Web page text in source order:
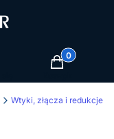
Produkty w
Wtyki, złącza i redukcje